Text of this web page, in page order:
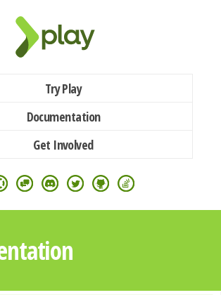
Try Play
Documentation
Get Involved